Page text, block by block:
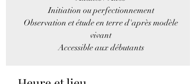
Initiation ou perfectionnement
Observation et étude en terre d'après modèle
vivant
Accessible aux débutants